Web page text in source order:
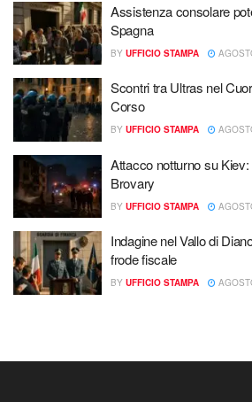
Assistenza consolare
Spagna
BY UFFICIO STAMPA
Scontri tra Ultras nel
Corso
BY UFFICIO STAMPA
Attacco notturno su
Brovary
BY UFFICIO STAMPA
Indagine nel Vallo di
frode fiscale
BY UFFICIO STAMPA